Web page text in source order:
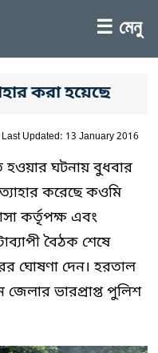
☰ মেনু
করা হয়েছে
Last Updated: 13 January 2016
হওয়ার ঘটনায় বুধবার
করেছে কওমি
কর্তৃপক্ষ এবং
বৈঠক শেষে
ঘোষণা দেন। হরতাল
জেলার ভারপ্রাপ্ত পুলিশ